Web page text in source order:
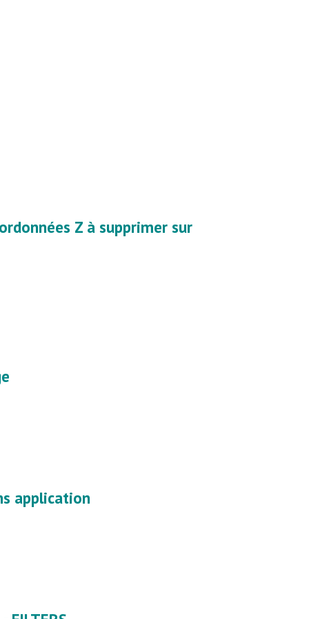
Z à supprimer sur
application